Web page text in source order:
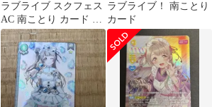
ラブライブ スクフェス
AC 南ことり カード R
１枚
ラブライブ！ 南ことり
カード